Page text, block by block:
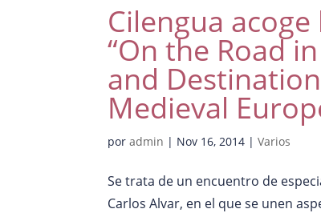
Cilengua
“On the Road
and
Medieval
poradmin | Nov 16, 2014 |Varios
Se trata de un encuentro de
Carlos Alvar, en el que se unen